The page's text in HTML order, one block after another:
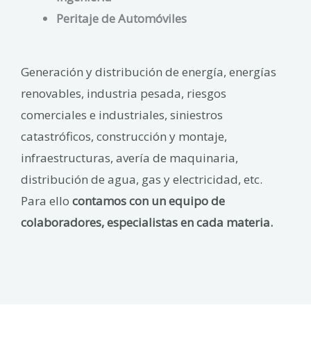
Peritaje de Automóviles
Generación y distribución de energía, energías
renovables, industria pesada, riesgos
comerciales e industriales, siniestros
catastróficos, construcción y montaje,
infraestructuras, avería de maquinaria,
distribución de agua, gas y electricidad, etc.
Para ello contamos con un equipo de
colaboradores, especialistas en cada materia.